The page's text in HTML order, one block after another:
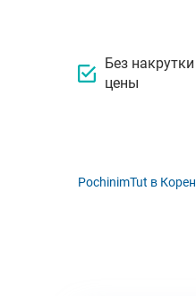
Без накрутки
цены
PochinimTut в